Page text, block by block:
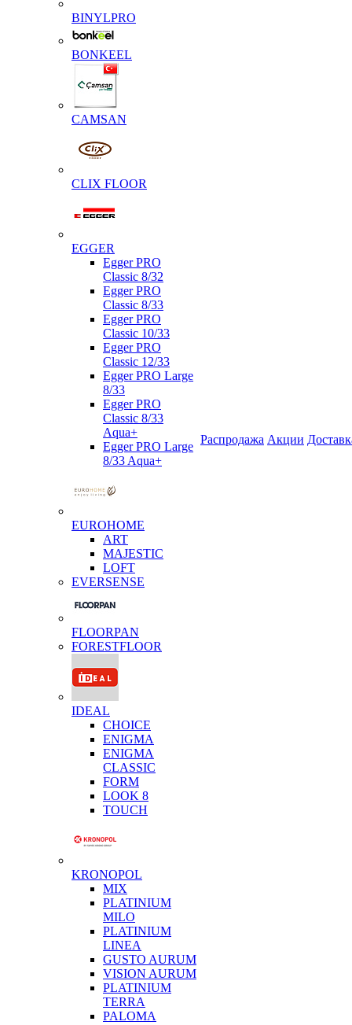
BINYLPRO
BONKEEL
CAMSAN
CLIX FLOOR
EGGER
Egger PRO
Classic 8/32
Egger PRO
Classic 8/33
Egger PRO
Classic 10/33
Egger PRO
Classic 12/33
Egger PRO Large
8/33
Egger PRO
Classic 8/33
Aqua+
Egger PRO Large
8/33 Aqua+
EUROHOME
ART
MAJESTIC
LOFT
EVERSENSE
FLOORPAN
FORESTFLOOR
IDEAL
CHOICE
ENIGMA
ENIGMA
CLASSIC
FORM
LOOK 8
TOUCH
KRONOPOL
MIX
PLATINIUM
MILO
PLATINIUM
LINEA
GUSTO AURUM
VISION AURUM
PLATINIUM
TERRA
PALOMA
Распродажа Акции